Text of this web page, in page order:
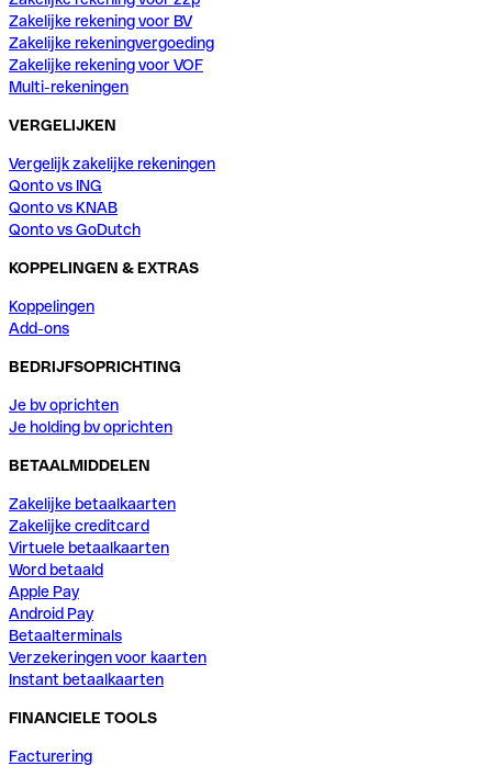
Zakelijke rekening voor BV
Zakelijke rekeningvergoeding
Zakelijke rekening voor VOF
Multi-rekeningen
VERGELIJKEN
Vergelijk zakelijke rekeningen
Qonto vs ING
Qonto vs KNAB
Qonto vs GoDutch
KOPPELINGEN & EXTRAS
Koppelingen
Add-ons
BEDRIJFSOPRICHTING
Je bv oprichten
Je holding bv oprichten
BETAALMIDDELEN
Zakelijke betaalkaarten
Zakelijke creditcard
Virtuele betaalkaarten
Word betaald
Apple Pay
Android Pay
Betaalterminals
Verzekeringen voor kaarten
Instant betaalkaarten
FINANCIELE TOOLS
Facturering